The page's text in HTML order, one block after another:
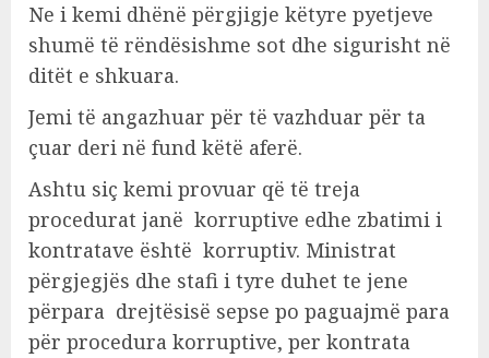
Ne i kemi dhënë përgjigje këtyre pyetjeve
shumë të rëndësishme sot dhe sigurisht në
ditët e shkuara.
Jemi të angazhuar për të vazhduar për ta
çuar deri në fund këtë aferë.
Ashtu siç kemi provuar që të treja
procedurat janë korruptive edhe zbatimi i
kontratave është korruptiv. Ministrat
përgjegjës dhe stafi i tyre duhet te jene
përpara drejtësisë sepse po paguajmë para
për procedura korruptive, per kontrata